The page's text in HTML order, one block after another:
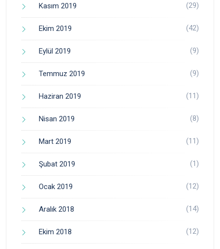
Kasım 2019 (29)
Ekim 2019 (42)
Eylül 2019 (9)
Temmuz 2019 (9)
Haziran 2019 (11)
Nisan 2019 (8)
Mart 2019 (11)
Şubat 2019 (1)
Ocak 2019 (12)
Aralık 2018 (14)
Ekim 2018 (12)